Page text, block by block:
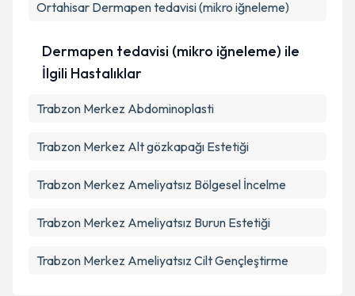
Ortahisar Dermapen tedavisi (mikro iğneleme)
Dermapen tedavisi (mikro iğneleme) ile
İlgili Hastalıklar
Trabzon Merkez Abdominoplasti
Trabzon Merkez Alt gözkapağı Estetiği
Trabzon Merkez Ameliyatsız Bölgesel İncelme
Trabzon Merkez Ameliyatsız Burun Estetiği
Trabzon Merkez Ameliyatsız Cilt Gençleştirme